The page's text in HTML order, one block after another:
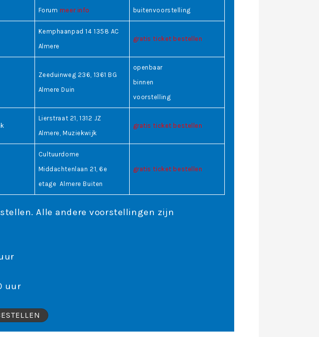
Forum meer info
buitenvoorstelling
Kemphaanpad 14 1358 AC
Almere
gratis ticket bestellen
Zeeduinweg 236, 1361 BG
Almere Duin
openbaar
binnen
voorstelling
Lierstraat 21, 1312 JZ
Almere, Muziekwijk
gratis ticket bestellen
Cultuurdome
Middachtenlaan 21, 6e
etage Almere Buiten
gratis ticket bestellen
Alle andere voorstellingen zijn
uur